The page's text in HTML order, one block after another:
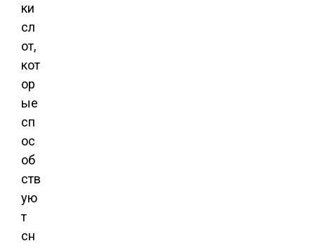
ки
сл
от,
кот
ор
ые
сп
ос
об
ств
ую
т
сн